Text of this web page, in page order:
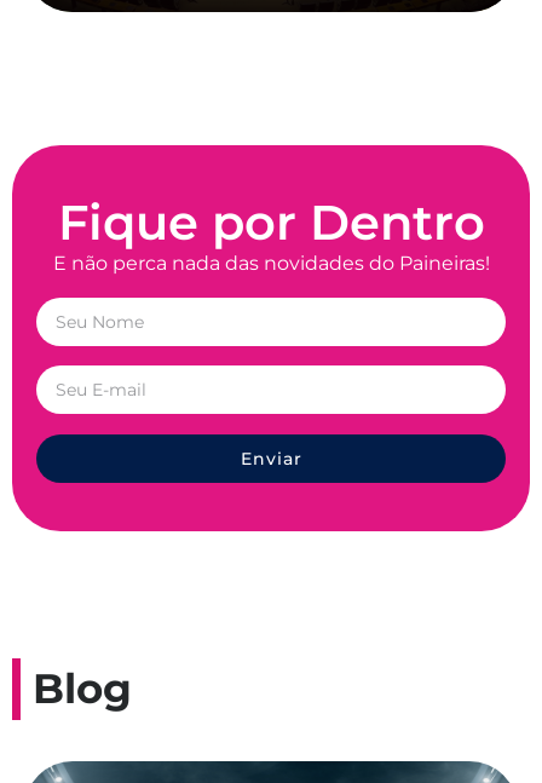
Fique por Dentro
E não perca nada das novidades do Paineiras!
Enviar
Blog